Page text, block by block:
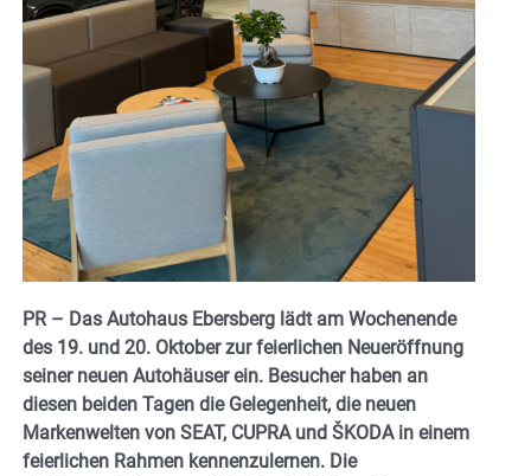
PR – Das Autohaus Ebersberg lädt am Wochenende
des 19. und 20. Oktober zur feierlichen Neueröffnung
seiner neuen Autohäuser ein. Besucher haben an
diesen beiden Tagen die Gelegenheit, die neuen
Markenwelten von SEAT, CUPRA und ŠKODA in einem
feierlichen Rahmen kennenzulernen. Die